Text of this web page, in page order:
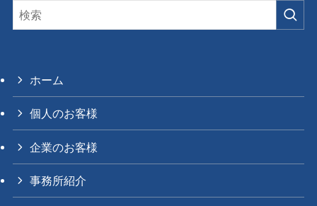
ホーム
個人のお客様
企業のお客様
事務所紹介